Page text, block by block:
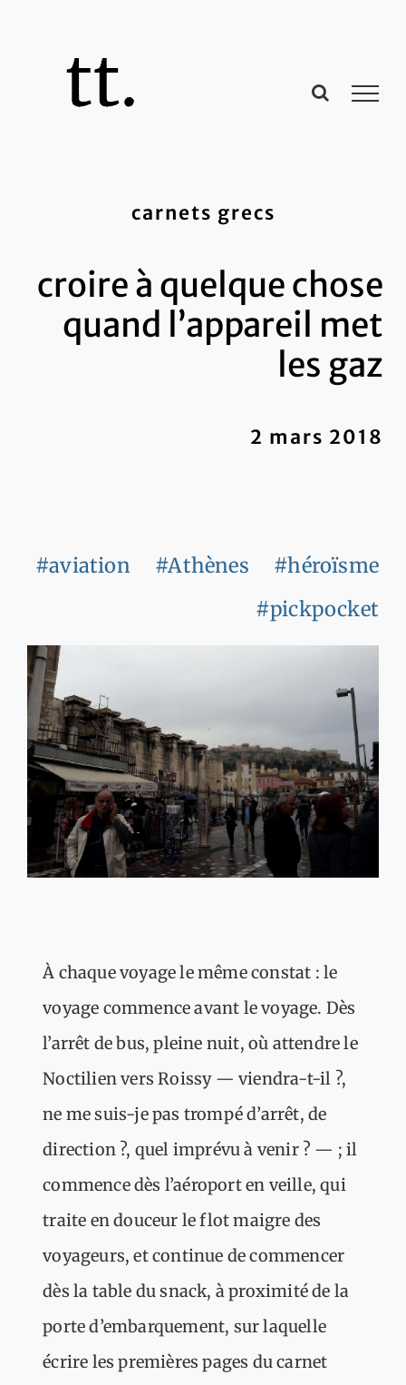
carnets grecs
croire à quelque chose
quand l’appareil met
les gaz
2 mars 2018
#aviation #Athènes
#héroïsme
#pickpocket
À chaque voyage le même constat : le
voyage commence avant le voyage. Dès
l’arrêt de bus, pleine nuit, où attendre le
Noctilien vers Roissy — viendra-t-il ?,
ne me suis-je pas trompé d’arrêt, de
direction ?, quel imprévu à venir ? — ; il
commence dès l’aéroport en veille, qui
traite en douceur le flot maigre des
voyageurs, et continue de commencer
dès la table du snack, à proximité de la
porte d’embarquement, sur laquelle
écrire les premières pages du carnet